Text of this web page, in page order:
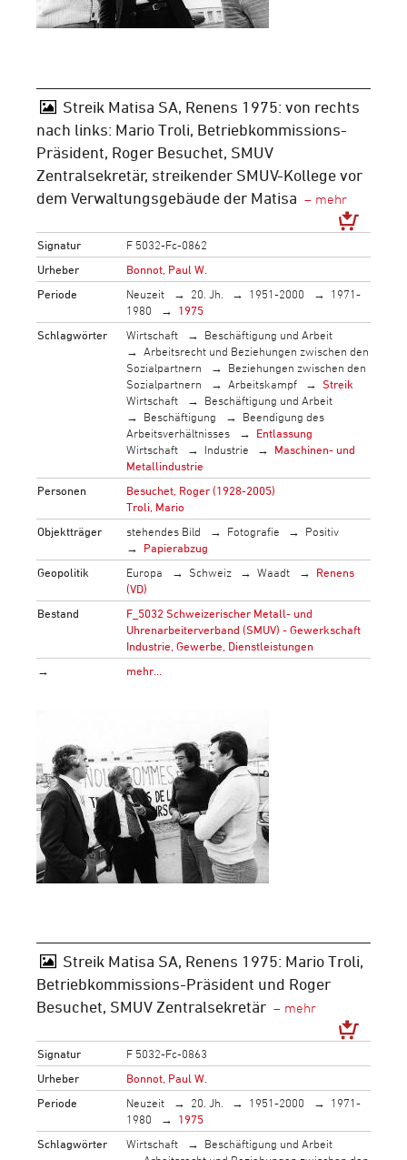
Streik Matisa SA, Renens 1975: von rechts
nach links: Mario Troli, Betriebkommissions-
Präsident, Roger Besuchet, SMUV
Zentralsekretär, streikender SMUV-Kollege vor
dem Verwaltungsgebäude der Matisa
Signatur
F 5032-Fc-0862
Urheber
Bonnot, Paul W.
Periode
Neuzeit 20. Jh. 1951-2000
1971-
1980
1975
Schlagwörter
Wirtschaft
Beschäftigung und Arbeit
Arbeitsrecht und Beziehungen zwischen den
Sozialpartnern
Beziehungen zwischen den
Sozialpartnern
Arbeitskampf
Streik
Wirtschaft
Beschäftigung und Arbeit
Beschäftigung
Beendigung des
Arbeitsverhältnisses
Entlassung
Wirtschaft
Industrie
Maschinen- und
Metallindustrie
Personen
Besuchet, Roger (1928-2005)
Troli, Mario
Objektträger
stehendes Bild Fotografie
Positiv
Papierabzug
Geopolitik
Europa Schweiz Waadt
Renens
(VD)
Bestand
F_5032 Schweizerischer Metall- und
Uhrenarbeiterverband (SMUV) - Gewerkschaft
Industrie, Gewerbe, Dienstleistungen
→
mehr…
Streik Matisa SA, Renens 1975: Mario Troli,
Betriebkommissions-Präsident und Roger
Besuchet, SMUV Zentralsekretär
Signatur
F 5032-Fc-0863
Urheber
Bonnot, Paul W.
Periode
Neuzeit 20. Jh. 1951-2000
1971-
1980
1975
Schlagwörter
Wirtschaft
Beschäftigung und Arbeit